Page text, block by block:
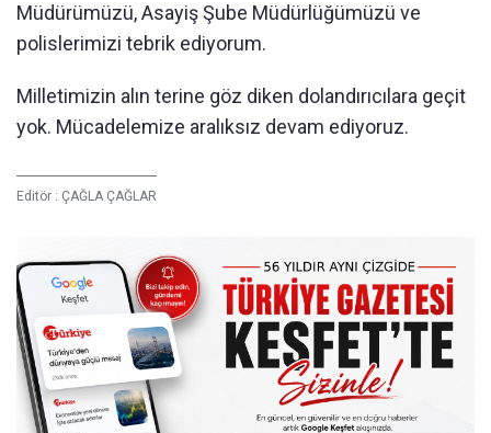
Müdürümüzü, Asayiş Şube Müdürlüğümüzü ve
polislerimizi tebrik ediyorum.
Milletimizin alın terine göz diken dolandırıcılara geçit
yok. Mücadelemize aralıksız devam ediyoruz.
Editör : ÇAĞLA ÇAĞLAR